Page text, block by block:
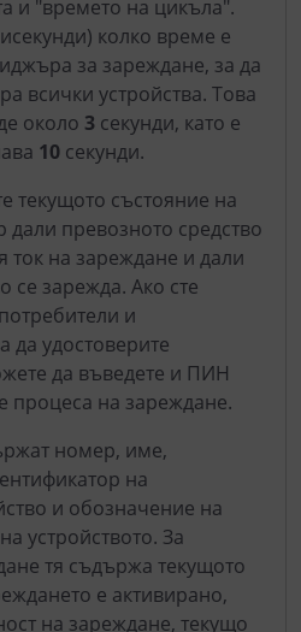
и "времето на цикъла".
колко време е
за зареждане, за да
всички устройства. Това
около 3 секунди, като е
10 секунди.
текущото състояние на
дали превозното средство
ток на зареждане и дали
се зарежда. Ако сте
и
да удостоверите
да въведете и ПИН
процеса на зареждане.
номер, име,
на
и обозначение на
устройството. За
тя съдържа текущото
е активирано,
на зареждане, текущо